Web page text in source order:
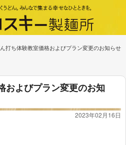
打ち体験教室価格およびプラン変更のお知らせ
およびプラン変更のお知
2023年02月16日